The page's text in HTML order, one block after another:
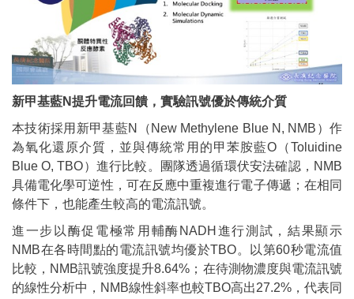
新甲基藍N提升電流回饋，實驗訊號優於傳統介質
本技術採用新甲基藍N（New Methylene Blue N, NMB）作
為氧化還原介質，並與傳統常用的甲苯胺藍O（Toluidine
Blue O, TBO）進行比較。團隊透過循環伏安法確認，NMB
具備電化學可逆性，可在反應中重複進行電子傳遞；在相同
條件下，也能產生較高的電流訊號。
進一步以酶促電極常用輔酶NADH進行測試，結果顯示
NMB在各時間點的電流訊號均優於TBO。以第60秒電流值
比較，NMB訊號強度提升8.64%；在待測物濃度與電流訊號
的線性分析中，NMB線性斜率也較TBO高出27.2%，代表同